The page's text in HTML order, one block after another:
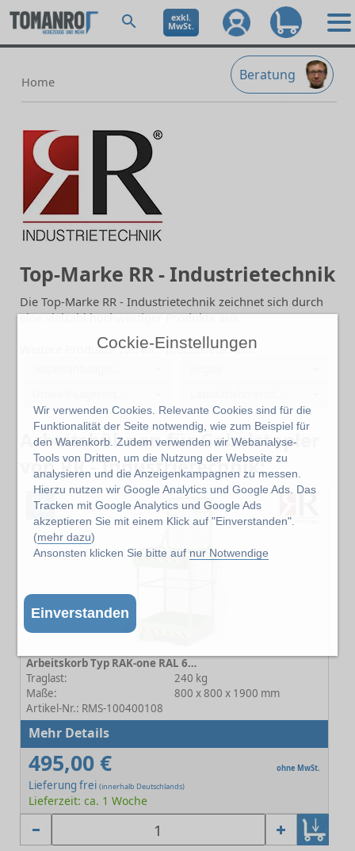
Cockie-Einstellungen
Wir verwenden Cookies. Relevante Cookies sind für die
Funktionalität der Seite notwendig, wie zum Beispiel für
den Warenkorb. Zudem verwenden wir Webanalyse-
Tools von Dritten, um die Nutzung der Webseite zu
analysieren und die Anzeigenkampagnen zu messen.
Hierzu nutzen wir Google Analytics und Google Ads. Das
Tracken mit Google Analytics und Google Ads
akzeptieren Sie mit einem Klick auf "Einverstanden".
(mehr dazu)
Ansonsten klicken Sie bitte auf nur Notwendige
Einverstanden
exkl.
MwSt.
Beratung
Home
Top-Marke RR - Industrietechnik
Die Top-Marke RR - Industrietechnik zeichnet sich durch
eine vielzahl hochwertiger Produkte aus.
Weitere Produkte von RR - Industrietechnik
Arbeitsbühnen für Gabelstapler
von RR - Industrietechnik:
%
Arbeitskorb Typ RAK-one RAL 6011 Resedagrün
Traglast:
240 kg
Maße:
800 x 800 x 1900 mm
Artikel-Nr.: RMS-100400108
Mehr Details
495,00 € ohne MwSt.
Lieferung frei (innerhalb Deutschlands)
Lieferzeit: ca. 1 Woche